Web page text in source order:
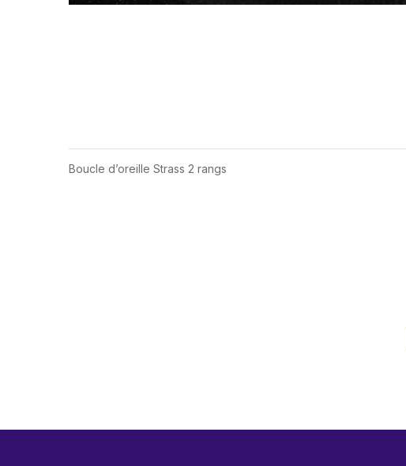
Boucle d’oreille Strass 2 rangs